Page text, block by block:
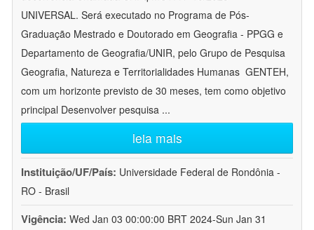
UNIVERSAL. Será executado no Programa de Pós-
Graduação Mestrado e Doutorado em Geografia - PPGG e
Departamento de Geografia/UNIR, pelo Grupo de Pesquisa
Geografia, Natureza e Territorialidades Humanas  GENTEH,
com um horizonte previsto de 30 meses, tem como objetivo
principal Desenvolver pesquisa ...
leia mais
Instituição/UF/País: Universidade Federal de Rondônia -
RO - Brasil
Vigência: Wed Jan 03 00:00:00 BRT 2024-Sun Jan 31